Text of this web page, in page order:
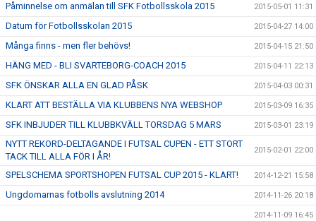
Påminnelse om anmälan till SFK Fotbollsskola 2015 2015-05-01 11:31
Datum för Fotbollsskolan 2015 2015-04-27 14:00
Många finns - men fler behövs! 2015-04-15 21:50
HÄNG MED - BLI SVARTEBORG-COACH 2015 2015-04-11 22:13
SFK ÖNSKAR ALLA EN GLAD PÅSK 2015-04-03 00:31
KLART ATT BESTÄLLA VIA KLUBBENS NYA WEBSHOP 2015-03-09 16:35
SFK INBJUDER TILL KLUBBKVÄLL TORSDAG 5 MARS 2015-03-01 23:19
NYTT REKORD-DELTAGANDE I FUTSAL CUPEN - ETT STORT
TACK TILL ALLA FÖR I ÅR!
2015-02-01 22:00
SPELSCHEMA SPORTSHOPEN FUTSAL CUP 2015 - KLART! 2014-12-21 15:58
Ungdomarnas fotbolls avslutning 2014 2014-11-26 20:18
2014-11-09 16:45